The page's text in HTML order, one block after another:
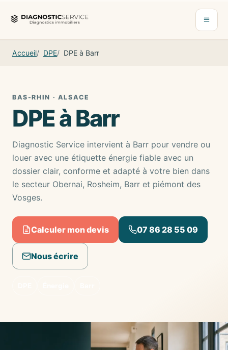
Ouvrir
Accueil DPE DPE à Barr
BAS-RHIN · ALSACE
DPE à Barr
Diagnostic Service intervient à Barr pour vendre ou
louer avec une étiquette énergie fiable avec un
dossier clair, conforme et adapté à votre bien dans
le secteur Obernai, Rosheim, Barr et piémont des
Vosges.
Calculer mon devis 07 86 28 55 09
Nous écrire